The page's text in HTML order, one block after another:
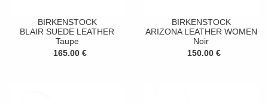
BIRKENSTOCK
BLAIR SUEDE LEATHER
Taupe
165.00 €
BIRKENSTOCK
ARIZONA LEATHER WOMEN
Noir
150.00 €